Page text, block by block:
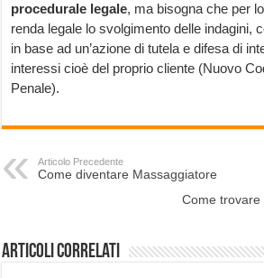
procedurale legale, ma bisogna che per
renda legale lo svolgimento delle indagini,
in base ad un’azione di tutela e difesa di
interessi cioè del proprio cliente (Nuovo
Penale).
Articolo Precedente
Come diventare Massaggiatore
Come
Articoli correlati